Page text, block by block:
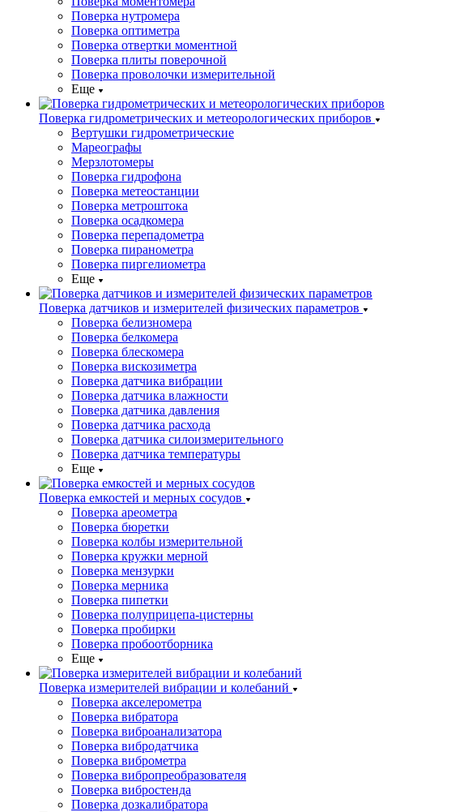
Поверка нутромера
Поверка оптиметра
Поверка отвертки моментной
Поверка плиты поверочной
Поверка проволочки измерительной
Еще
Поверка гидрометрических и метеорологических приборов
Вертушки гидрометрические
Мареографы
Мерзлотомеры
Поверка гидрофона
Поверка метеостанции
Поверка метроштока
Поверка осадкомера
Поверка перепадометра
Поверка пиранометра
Поверка пиргелиометра
Еще
Поверка датчиков и измерителей физических параметров
Поверка белизномера
Поверка белкомера
Поверка блескомера
Поверка вискозиметра
Поверка датчика вибрации
Поверка датчика влажности
Поверка датчика давления
Поверка датчика расхода
Поверка датчика силоизмерительного
Поверка датчика температуры
Еще
Поверка емкостей и мерных сосудов
Поверка ареометра
Поверка бюретки
Поверка колбы измерительной
Поверка кружки мерной
Поверка мензурки
Поверка мерника
Поверка пипетки
Поверка полуприцепа-цистерны
Поверка пробирки
Поверка пробоотборника
Еще
Поверка измерителей вибрации и колебаний
Поверка акселерометра
Поверка вибратора
Поверка виброанализатора
Поверка вибродатчика
Поверка виброметра
Поверка вибропреобразователя
Поверка вибростенда
Поверка дозкалибратора